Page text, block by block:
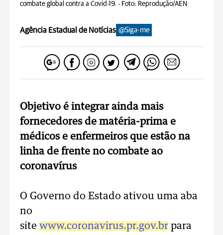
combate global contra a Covid-19. - Foto: Reprodução/AEN
Agência Estadual de Notícias @Siga-me
Objetivo é integrar ainda mais
fornecedores de matéria-prima e
médicos e enfermeiros que estão na
linha de frente no combate ao
coronavírus
O Governo do Estado ativou uma aba
no
site www.coronavirus.pr.gov.br para